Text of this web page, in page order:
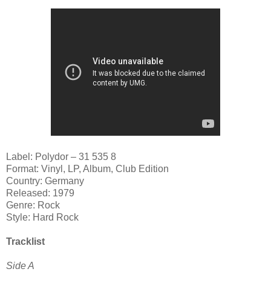
Label: Polydor ‎– 31 535 8
Format: Vinyl, LP, Album, Club Edition
Country: Germany
Released: 1979
Genre: Rock
Style: Hard Rock
Tracklist
Side A